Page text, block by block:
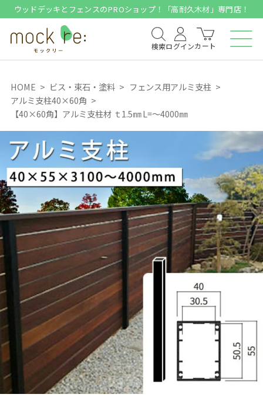
ウッドデッキとフェンスのPROショップ！「高耐久木材」専門店！
検索ログインカート
HOME ビス・束石・塗料
フェンス用アルミ支柱
アルミ支柱40×60角
【40×60角】アルミ支柱材 ｔ1.5㎜ L=～4000㎜